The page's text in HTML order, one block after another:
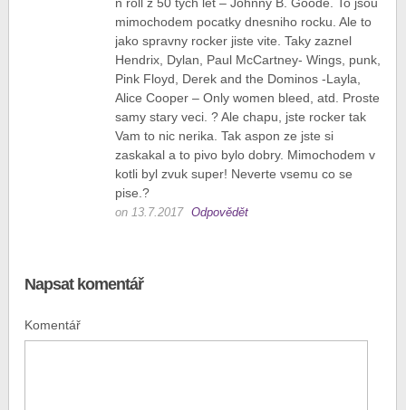
mimochodem pocatky dnesniho rocku. Ale to
jako spravny rocker jiste vite. Taky zaznel
Hendrix, Dylan, Paul McCartney- Wings, punk,
Pink Floyd, Derek and the Dominos -Layla,
Alice Cooper – Only women bleed, atd. Proste
samy stary veci. ? Ale chapu, jste rocker tak
Vam to nic nerika. Tak aspon ze jste si
zaskakal a to pivo bylo dobry. Mimochodem v
kotli byl zvuk super! Neverte vsemu co se
pise.?
on 13.7.2017 Odpovědět
Napsat komentář
Komentář